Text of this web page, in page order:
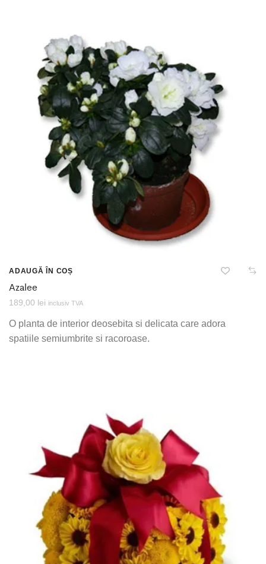
ADAUGĂ ÎN COȘ
Azalee
189,00 lei inclusiv TVA
O planta de interior deosebita si delicata care adora
spatiile semiumbrite si racoroase.